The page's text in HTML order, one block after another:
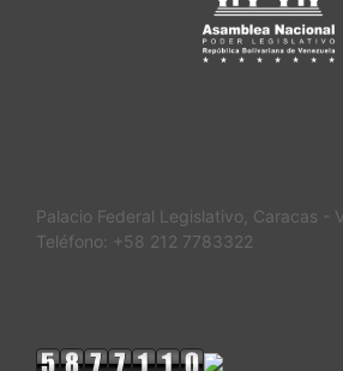
Palacio Federal Legislativo, Caracas -
Teléfono: +58 212 7783322